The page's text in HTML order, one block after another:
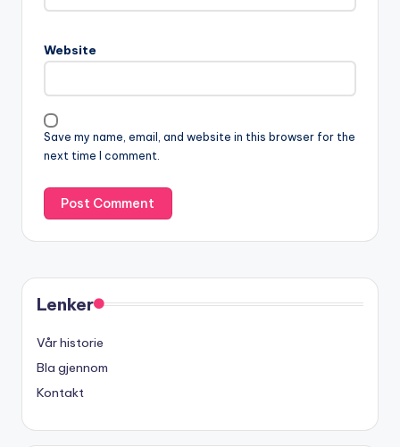
Website
Save my name, email, and website in this browser for the
next time I comment.
Lenker
Vår historie
Bla gjennom
Kontakt